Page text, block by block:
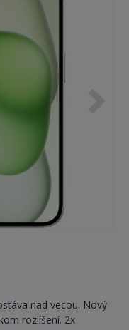
nad vecou. Nový
rozlíšení. 2x